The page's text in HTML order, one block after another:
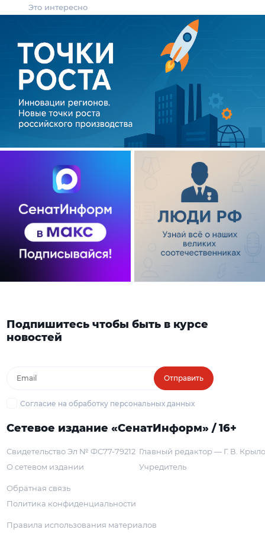
Это интересно
Подпишитесь чтобы быть в курсе
новостей
Отправить
Согласие на обработку персональных данных
Сетевое издание «СенатИнформ» / 16+
Свидетельство Эл № ФС77-79212
О сетевом издании
Главный редактор — Г. В.
Учредитель
Обратная связь
Политика конфиденциальности
Правила использования материалов